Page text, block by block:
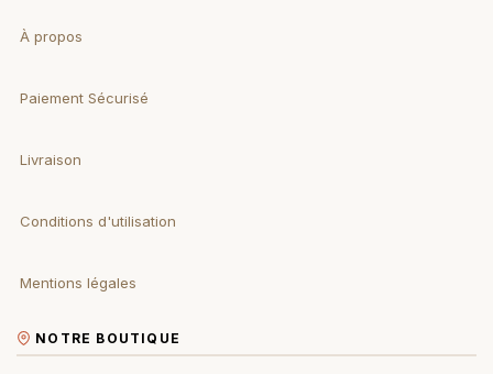
À propos
Paiement Sécurisé
Livraison
Conditions d'utilisation
Mentions légales
NOTRE BOUTIQUE